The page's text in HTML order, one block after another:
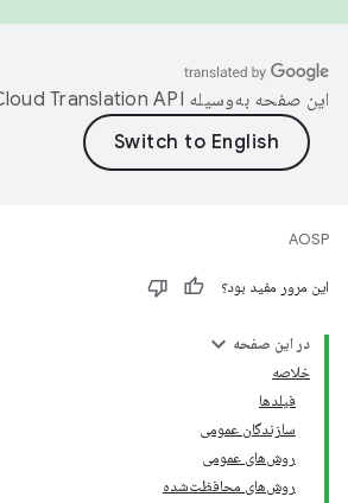
این صفحه به‌وسیله
AOSP
این مرور مفید بود؟
در این صفحه
خلاصه
فیلدها
سازندگان عمومی
روش‌های عمومی
روش‌های محافظت‌شده